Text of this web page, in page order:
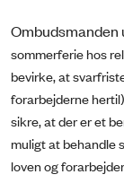
Ombudsmanden
sommerferie hos
bevirke, at
forarbejderne
sikre, at der er et
muligt at behandle
loven og